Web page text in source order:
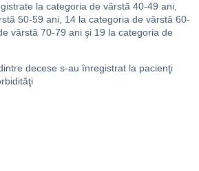
la categoria de vârstă 40-49 ani,
50-59 ani, 14 la categoria de vârstă 60-
vârstă 70-79 ani şi 19 la categoria de
decese s-au înregistrat la pacienţi